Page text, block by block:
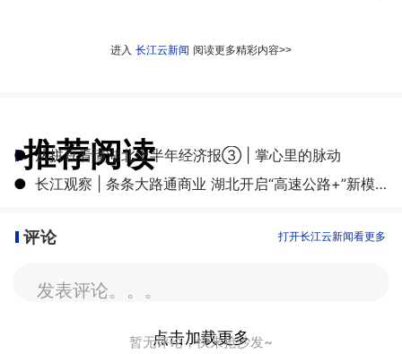
进入 长江云新闻 阅读更多精彩内容>>
推荐阅读
● 从拼豆看懂湖北上半年经济报③ | 掌心里的脉动
●
长江观察 | 条条大路通商业 湖北开启“高速公路+”新模式
评论 打开长江云新闻看更多
发表评论。。。
暂无评论，快来抢沙发~
点击加载更多